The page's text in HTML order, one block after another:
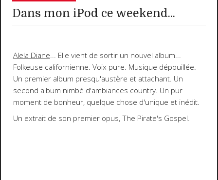
Dans mon iPod ce weekend...
Alela Diane... Elle vient de sortir un nouvel album...
Folkeuse californienne. Voix pure. Musique dépouillée.
Un premier album presqu'austère et attachant. Un
second album nimbé d'ambiances country. Un pur
moment de bonheur, quelque chose d'unique et inédit.
Un extrait de son premier opus,The Pirate's Gospel.